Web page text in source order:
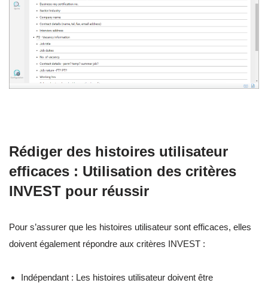
Rédiger des histoires utilisateur
efficaces : Utilisation des critères
INVEST pour réussir
Pour s’assurer que les histoires utilisateur sont efficaces, elles
doivent également répondre aux critères INVEST :
Indépendant : Les histoires utilisateur doivent être